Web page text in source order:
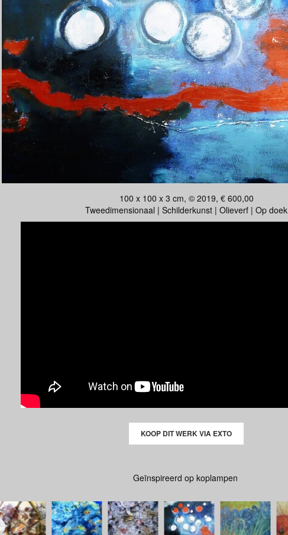
100 x 100 x 3 cm, © 2019, € 600,00
Tweedimensionaal | Schilderkunst | Olieverf | Op doek
KOOP DIT WERK VIA EXTO
Geïnspireerd op koplampen